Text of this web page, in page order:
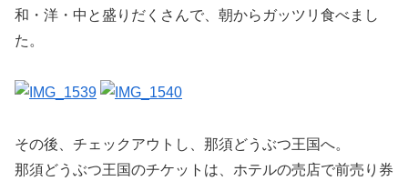
和・洋・中と盛りだくさんで、朝からガッツリ食べまし
た。
その後、チェックアウトし、那須どうぶつ王国へ。
那須どうぶつ王国のチケットは、ホテルの売店で前売り券